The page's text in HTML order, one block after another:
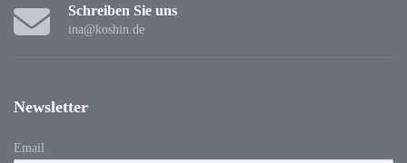
Schreiben Sie uns
ina@koshin.de
Newsletter
Email